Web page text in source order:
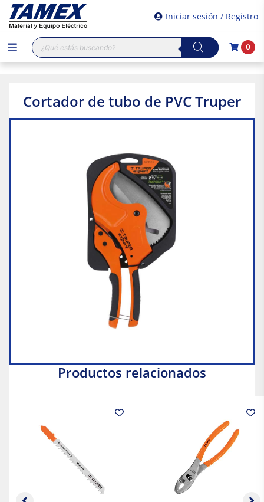
Iniciar sesión / Registro
Búsqueda
de
productos
0
Cortador de tubo de PVC Truper
Productos relacionados